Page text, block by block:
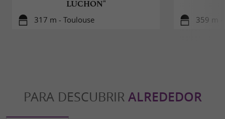
LUCHON"
317 m - Toulouse 359 m -
PARA DESCUBRIR ALREDEDOR